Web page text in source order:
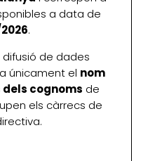
a data de
.
difusió de dades
únicament el nom
dels cognoms de
els càrrecs de